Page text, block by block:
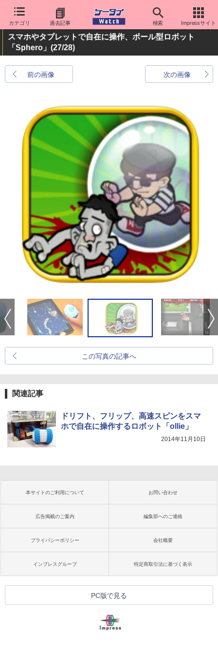
カテゴリ 過去記事 検索 Impressサイト
スマホやタブレットで自在に操作、ボール型ロボット
「Sphero」 (27/28)
前の画像 次の画像
この写真の記事へ
関連記事
ドリフト、フリップ、高速スピンをスマ
ホで自在に操作するロボット「ollie」
2014年11月10日
本サイトのご利用について お問い合わせ
広告掲載のご案内 編集部へのご連絡
プライバシーポリシー 会社概要
インプレスグループ 特定商取引法に基づく表示
PC版で見る